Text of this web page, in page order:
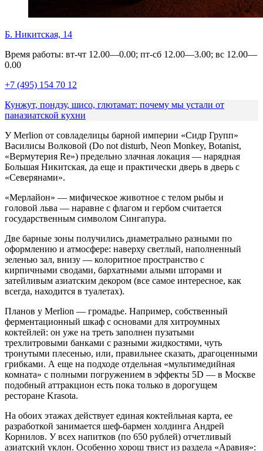
Б. Никитская, 14
Время работы: вт-чт 12.00—0.00; пт-сб 12.00—3.00; вс 12.00—
0.00
+7 (495) 154 70 12
Кунжут, пондзу, шисо, глютамат: почему мы устали от
паназиатской кухни
У Merlion от совладелицы барной империи «Сидр Групп»
Василисы Волковой (Do not disturb, Neon Monkey, Botanist,
«Вермутерия Re») предельно злачная локация — нарядная
Большая Никитская, да еще и практически дверь в дверь с
«Северянами».
«Мерлайон» — мифическое животное с телом рыбы и
головой льва — наравне с флагом и гербом считается
государственным символом Сингапура.
Две барные зоны получились диаметрально разными по
оформлению и атмосфере: наверху светлый, наполненный
зеленью зал, внизу — колоритное пространство с
кирпичными сводами, бархатными алыми шторами и
затейливым азиатским декором (все самое интересное, как
всегда, находится в туалетах).
Планов у Merlion — громадье. Например, собственный
ферментационный шкаф с основами для хитроумных
коктейлей: он уже на треть заполнен пузатыми
трехлитровыми банками с разными жидкостями, чуть
тронутыми плесенью, или, правильнее сказать, драгоценными
грибками. А еще на подходе отдельная «мультимедийная
комната» с полными погружением в эффекты 5D — в Москве
подобный аттракцион есть пока только в дорогущем
ресторане Krasota.
На обоих этажах действует единая коктейльная карта, ее
разработкой занимается шеф-бармен холдинга Андрей
Корнилов. У всех напитков (по 650 рублей) отчетливый
азиатский уклон. Особенно хорош твист из раздела «Аравия»: